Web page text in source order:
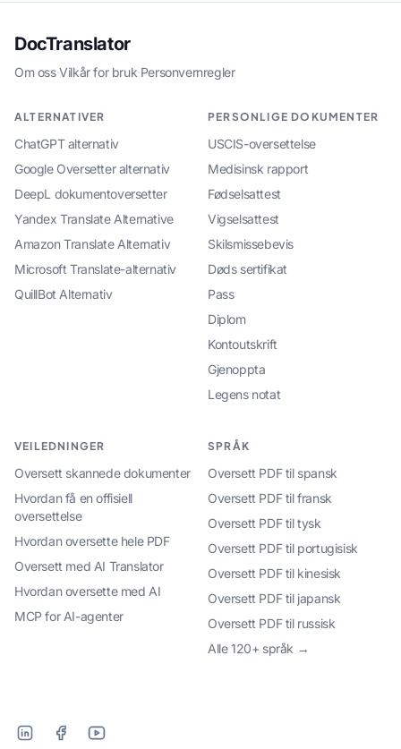
DocTranslator
Om oss·Vilkår for bruk·Personvernregler
ALTERNATIVER
ChatGPT alternativ
Google Oversetter alternativ
DeepL dokumentoversetter
Yandex Translate Alternative
Amazon Translate Alternativ
Microsoft Translate-alternativ
QuillBot Alternativ
PERSONLIGE DOKUMENTER
USCIS-oversettelse
Medisinsk rapport
Fødselsattest
Vigselsattest
Skilsmissebevis
Døds sertifikat
Pass
Diplom
Kontoutskrift
Gjenoppta
Legens notat
VEILEDNINGER
Oversett skannede dokumenter
Hvordan få en offisiell
oversettelse
Hvordan oversette hele PDF
Oversett med AI Translator
Hvordan oversette med AI
MCP for AI-agenter
SPRÅK
Oversett PDF til spansk
Oversett PDF til fransk
Oversett PDF til tysk
Oversett PDF til portugisisk
Oversett PDF til kinesisk
Oversett PDF til japansk
Oversett PDF til russisk
Alle 120+ språk →